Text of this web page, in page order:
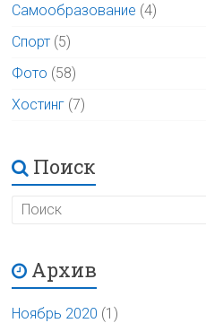
Самообразование (4)
Спорт (5)
Фото (58)
Хостинг (7)
Поиск
Архив
Ноябрь 2020 (1)